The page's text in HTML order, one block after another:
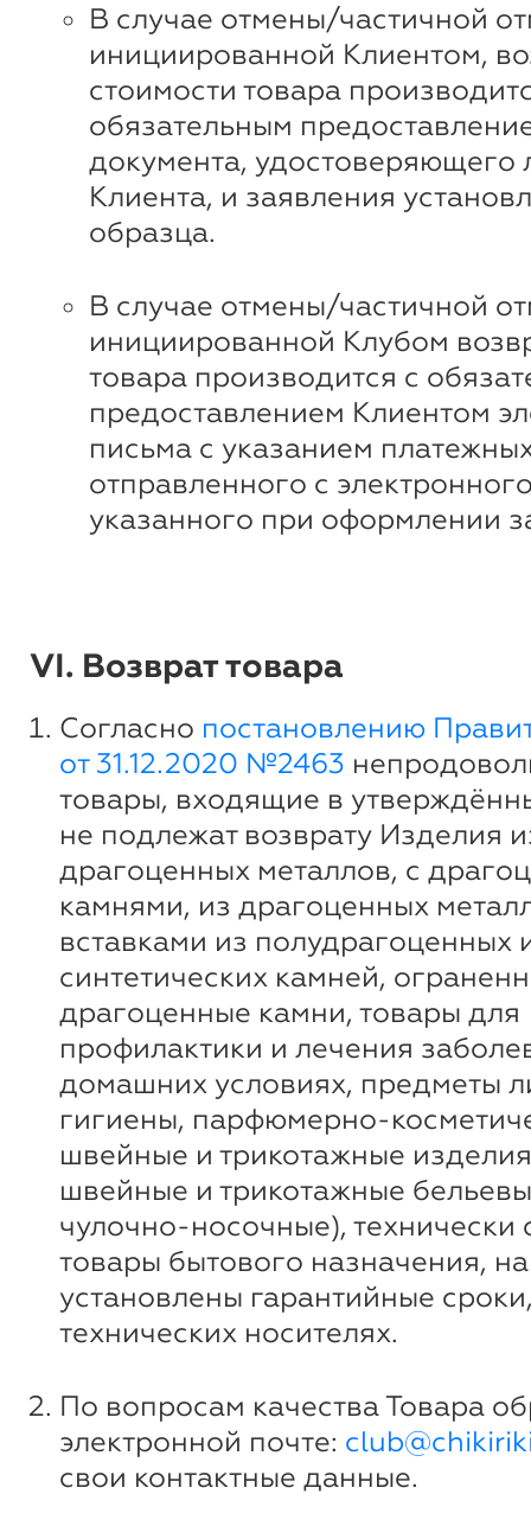
В случае отмены/частичной
инициированной Клиентом,
стоимости товара
обязательным
документа, удостоверяющего
Клиента, и заявления
образца.
В случае отмены/частичной
инициированной Клубом
товара производится с
предоставлением Клиентом
письма с указанием
отправленного с
указанного при оформлении
VI. Возврат товара
Согласно постановлению
от 31.12.2020 №2463
товары, входящие в
не подлежат возврату Изделия
драгоценных металлов, с
камнями, из драгоценных
вставками из полудрагоценных
синтетических камней,
драгоценные камни, товары для
профилактики и лечения
домашних условиях, предметы
гигиены, парфюмерно-
швейные и трикотажные
швейные и трикотажные
чулочно-носочные), технически
товары бытового назначения,
установлены гарантийные
технических носителях.
По вопросам качества Товара
электронной почте:
свои контактные данные.